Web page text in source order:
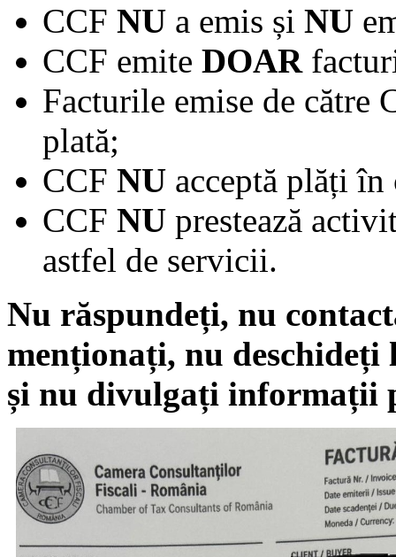
CCF NU a emis și NU
CCF emite DOAR
Facturile emise de către
plată;
CCF NU acceptă plăți
CCF NU prestează
astfel de servicii.
Nu răspundeți, nu
menționați, nu
și nu divulgați informații